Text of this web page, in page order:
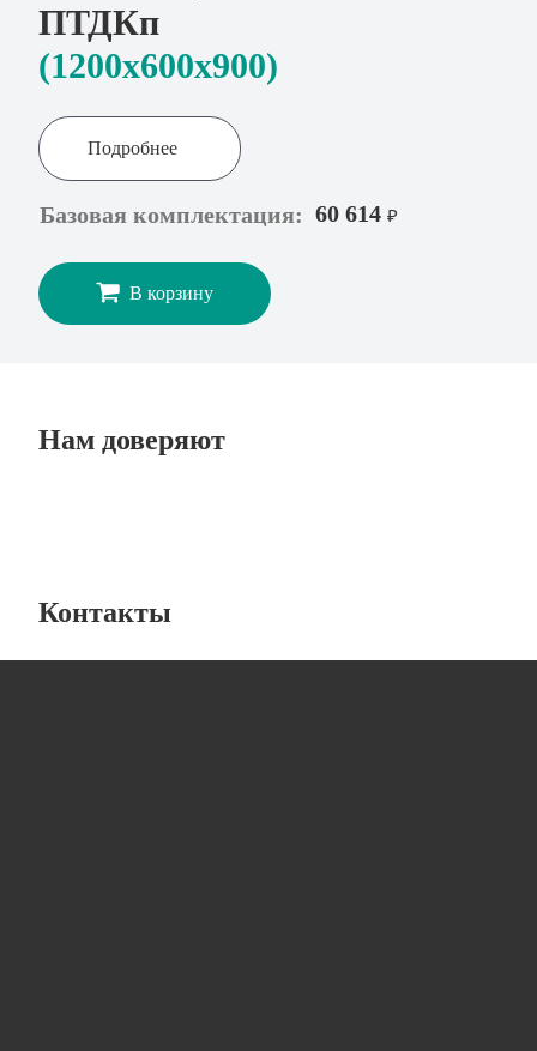
ПТДКп
(1200x600х900)
Подробнее
Базовая комплектация: 60 614 ₽
В корзину
Нам доверяют
Контакты